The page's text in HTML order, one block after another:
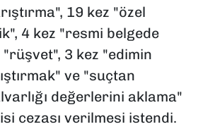
19 kez "özel
4 kez "resmi belgede
3 kez "edimin
ve "suçtan
değerlerini aklama"
cezası verilmesi istendi.